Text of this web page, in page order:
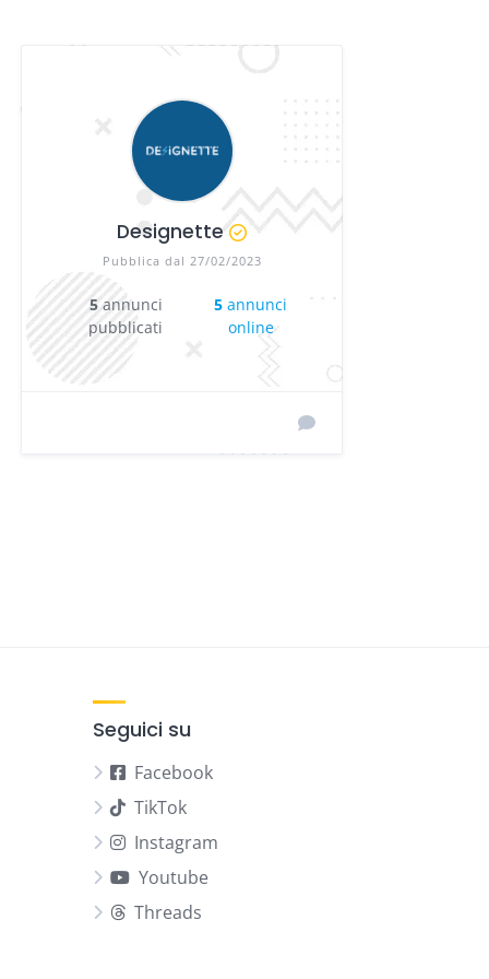
Designette
Pubblica dal 27/02/2023
5annunci
pubblicati
5 annunci
online
Seguici su
Facebook
TikTok
Instagram
Youtube
Threads